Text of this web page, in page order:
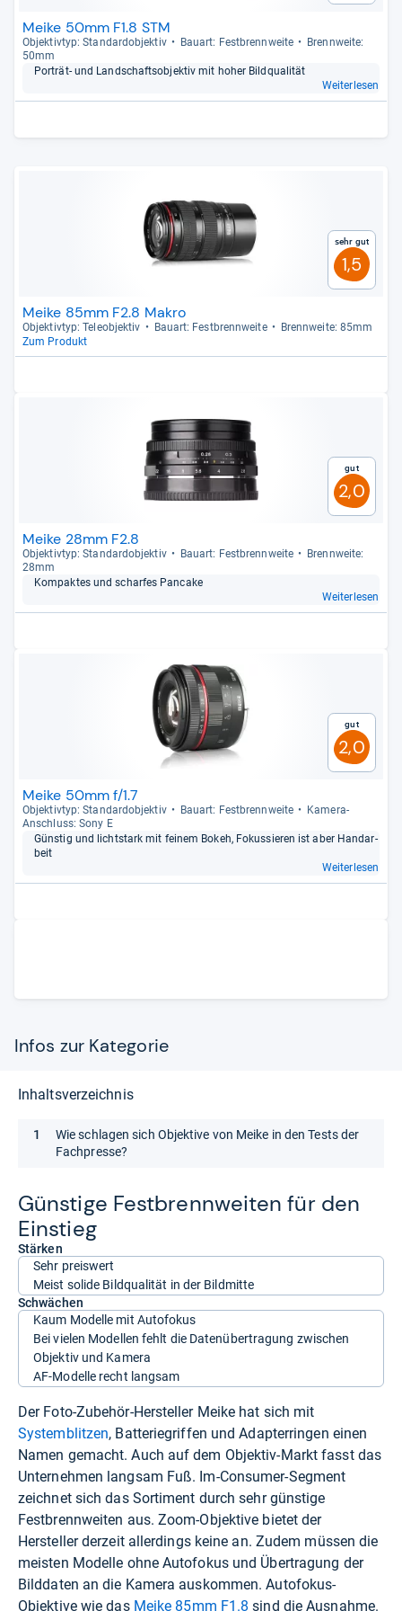
Meike 50mm F1.8 STM
Objek­tiv­typ: Stan­dar­d­ob­jek­tiv Bau­art: Fest­brenn­weite
Brenn­weite:
50mm
Por­trät-​ und Land­schafts­ob­jek­tiv mit hoher Bild­qua­li­tät
Weiterlesen
Sehr gut
1,5
Meike 85mm F2.8 Makro
Objek­tiv­typ: Tele­ob­jek­tiv Bau­art: Fest­brenn­weite
Brenn­weite: 85mm
Zum Produkt
Gut
2,0
Meike 28mm F2.8
Objek­tiv­typ: Stan­dar­d­ob­jek­tiv Bau­art: Fest­brenn­weite
Brenn­weite:
28mm
Kom­pak­tes und schar­fes Pan­cake
Weiterlesen
Gut
2,0
Meike 50mm f/1.7
Objek­tiv­typ: Stan­dar­d­ob­jek­tiv Bau­art: Fest­brenn­weite
Kamera-​
Anschluss: Sony E
Güns­tig und licht­stark mit fei­nem Bokeh, Fokus­sie­ren ist aber Hand­ar­
beit
Weiterlesen
Infos zur Kategorie
Güns­tige Fest­brenn­wei­ten für den
Ein­stieg
Stärken
Sehr preiswert
Meist solide Bildqualität in der Bildmitte
Schwächen
Kaum Modelle mit Autofokus
Bei vielen Modellen fehlt die Datenübertragung zwischen
Objektiv und Kamera
AF-Modelle recht langsam
Der Foto-Zubehör-Hersteller Meike hat sich mit
Systemblitzen, Batteriegriffen und Adapterringen einen
Namen gemacht. Auch auf dem Objektiv-Markt fasst das
Unternehmen langsam Fuß. Im-Consumer-Segment
zeichnet sich das Sortiment durch sehr günstige
Festbrennweiten aus. Zoom-Objektive bietet der
Hersteller derzeit allerdings keine an. Zudem müssen die
meisten Modelle ohne Autofokus und Übertragung der
Bilddaten an die Kamera auskommen. Autofokus-
Objektive wie das Meike 85mm F1.8 sind die Ausnahme.
Inhaltsverzeichnis
Wie schlagen sich Objektive von Meike in den Tests der
Fachpresse?